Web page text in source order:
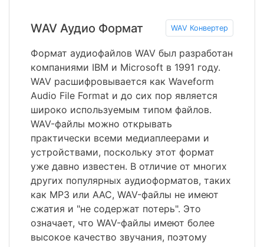
WAV Аудио Формат WAV Конвертер
Формат аудиофайлов WAV был разработан
компаниями IBM и Microsoft в 1991 году.
WAV расшифровывается как Waveform
Audio File Format и до сих пор является
широко используемым типом файлов.
WAV-файлы можно открывать
практически всеми медиаплеерами и
устройствами, поскольку этот формат
уже давно известен. В отличие от многих
других популярных аудиоформатов, таких
как MP3 или AAC, WAV-файлы не имеют
сжатия и "не содержат потерь". Это
означает, что WAV-файлы имеют более
высокое качество звучания, поэтому